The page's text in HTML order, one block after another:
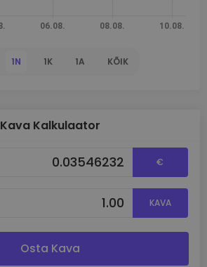
1N 1K 1A KÕIK
Kava Kalkulaator
€
KAVA
Osta Kava